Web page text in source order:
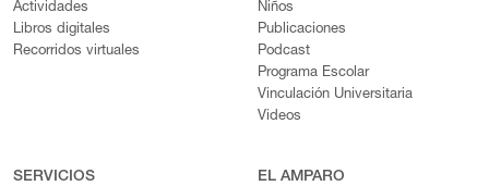
Actividades
Libros digitales
Recorridos virtuales
Niños
Publicaciones
Podcast
Programa Escolar
Vinculación Universitaria
Videos
SERVICIOS EL AMPARO